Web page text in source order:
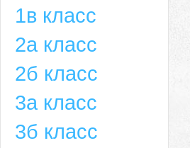
1в класс
2а класс
2б класс
3а класс
3б класс